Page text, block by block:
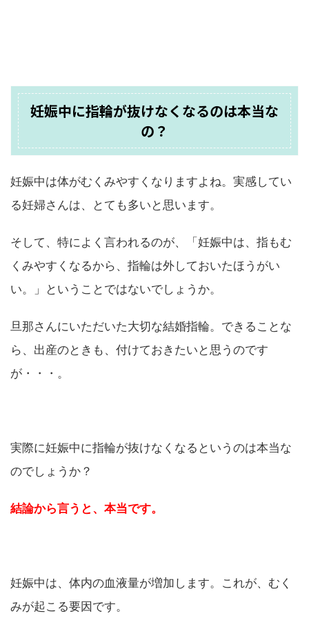
妊娠中に指輪が抜けなくなるのは本当な
の？
妊娠中は体がむくみやすくなりますよね。実感してい
る妊婦さんは、とても多いと思います。
そして、特によく言われるのが、「妊娠中は、指もむ
くみやすくなるから、指輪は外しておいたほうがい
い。」ということではないでしょうか。
旦那さんにいただいた大切な結婚指輪。できることな
ら、出産のときも、付けておきたいと思うのです
が・・・。
実際に妊娠中に指輪が抜けなくなるというのは本当な
のでしょうか？
結論から言うと、本当です。
妊娠中は、体内の血液量が増加します。これが、むく
みが起こる要因です。